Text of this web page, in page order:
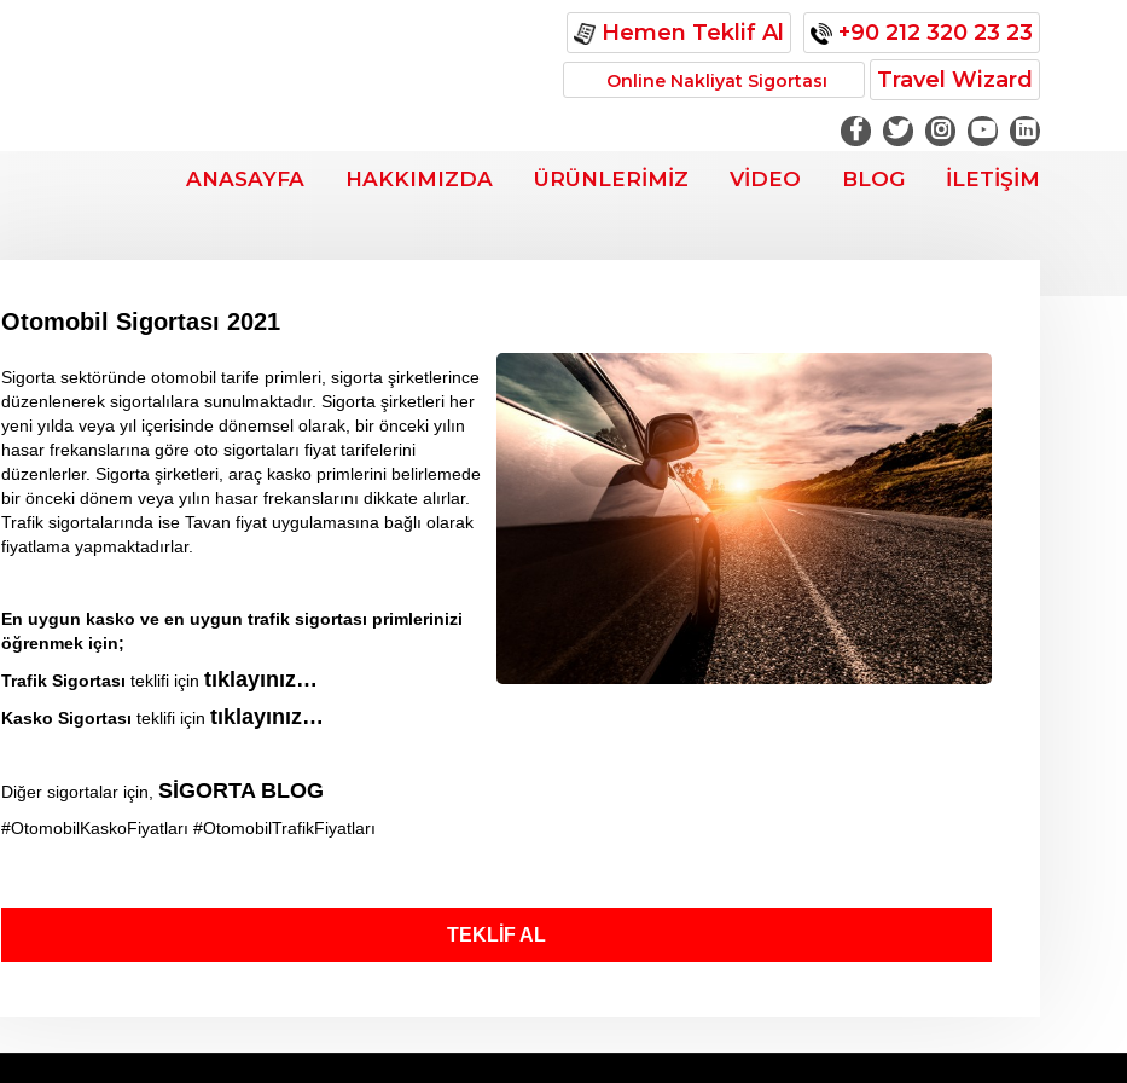
+90 212 320 23 23
Hemen Teklif Al
Online Nakliyat Sigortası Travel Wizard
ANASAYFA HAKKIMIZDA ÜRÜNLERİMİZ VİDEO BLOG İLETİŞİM
Otomobil Sigortası 2021
Sigorta sektöründe otomobil tarife primleri, sigorta şirketlerince
düzenlenerek sigortalılara sunulmaktadır. Sigorta şirketleri her
yeni yılda veya yıl içerisinde dönemsel olarak, bir önceki yılın
hasar frekanslarına göre oto sigortaları fiyat tarifelerini
düzenlerler. Sigorta şirketleri, araç kasko primlerini belirlemede
bir önceki dönem veya yılın hasar frekanslarını dikkate alırlar.
Trafik sigortalarında ise Tavan fiyat uygulamasına bağlı olarak
fiyatlama yapmaktadırlar.
En uygun kasko ve en uygun trafik sigortası primlerinizi
öğrenmek için;
Trafik Sigortası teklifi için tıklayınız…
Kasko Sigortası teklifi için tıklayınız…
Diğer sigortalar için, SİGORTA BLOG
#OtomobilKaskoFiyatları #OtomobilTrafikFiyatları
TEKLİF AL